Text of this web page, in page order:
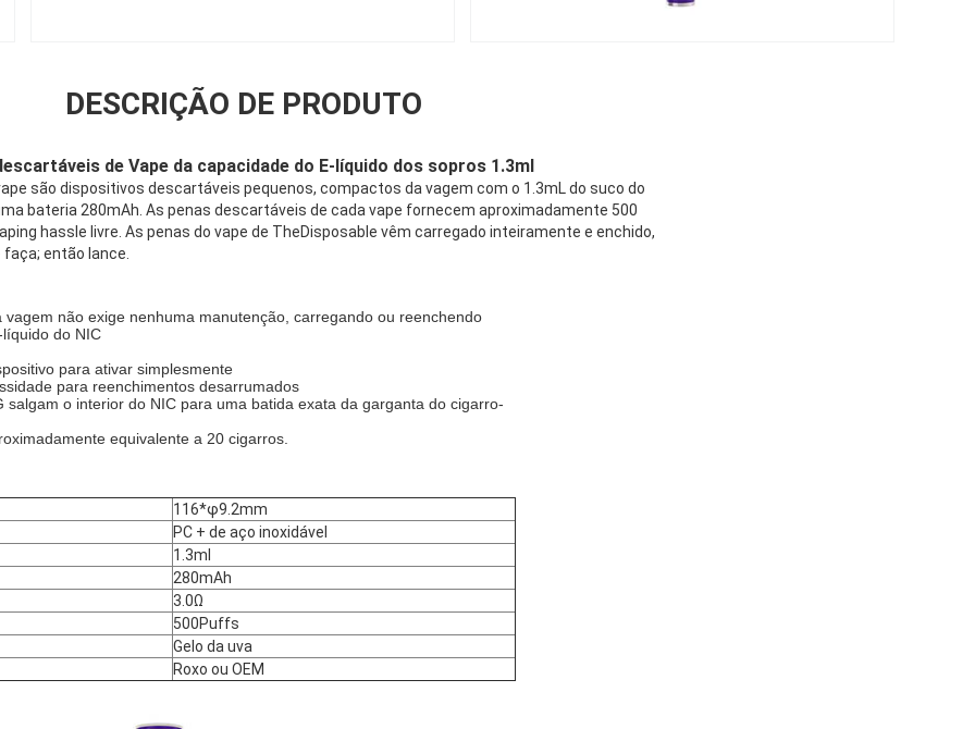
DESCRIÇÃO DE PRODUTO
de Vape da capacidade do E-líquido dos sopros 1.3ml
são dispositivos descartáveis pequenos, compactos da vagem com o 1.3mL do suco do
bateria 280mAh. As penas descartáveis de cada vape fornecem aproximadamente 500
hassle livre. As penas do vape de TheDisposable vêm carregado inteiramente e enchido,
então lance.
vagem não exige nenhuma manutenção, carregando ou reenchendo
do NIC
para ativar simplesmente
para reenchimentos desarrumados
salgam o interior do NIC para uma batida exata da garganta do cigarro-
equivalente a 20 cigarros.
116*φ9.2mm
PC + de aço inoxidável
1.3ml
280mAh
3.0Ω
500Puffs
Gelo da uva
Roxo ou OEM